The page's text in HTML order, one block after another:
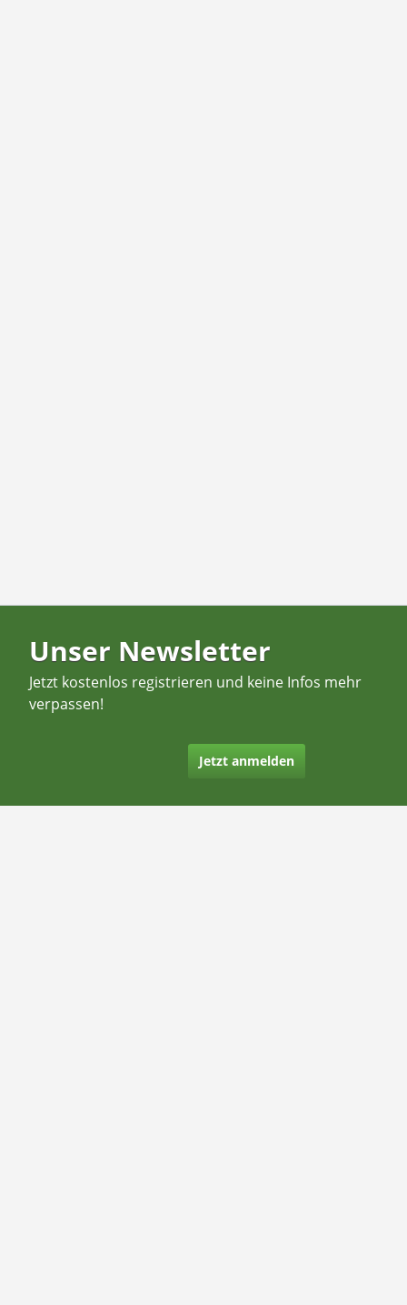
Unser Newsletter
Jetzt kostenlos registrieren und keine Infos mehr
verpassen!
Jetzt anmelden